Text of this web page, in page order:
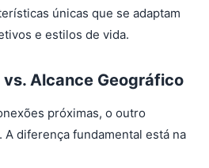
únicas que se adaptam
e estilos de vida.
vs. Alcance Geográfico
próximas, o outro
diferença fundamental está na